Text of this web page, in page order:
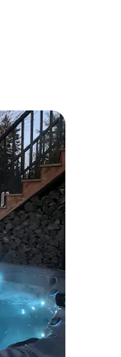
分）
5 分）